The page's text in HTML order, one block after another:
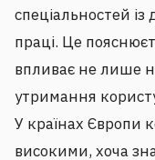
спеціальностей
праці. Це
впливає не лише
утримання
У країнах Європи
високими, хоча